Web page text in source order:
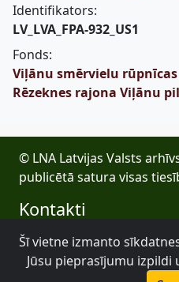
Identifikators:
LV_LVA_FPA-932_US1
Fonds:
Viļānu smērvielu
Rēzeknes rajona Viļānu
© LNA Latvijas Valsts
publicētā satura visas
Kontakti
E-pasts: lva@arhivi.gov.lv
Tālrunis: +371 20027447
Bezdelīgu 1A, Rīga
Šī vietne izmanto
Jūsu pieprasījumu izpildi